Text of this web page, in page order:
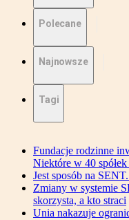
Polecane
Najnowsze
Tagi
Fundacje rodzinne
Niektóre w 40 spółek
Jest sposób na
Zmiany w systemie
skorzysta, a kto straci
Unia nakazuje